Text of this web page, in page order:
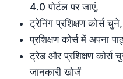
4.0 पोर्टल पर जाएं,
ट्रेनिंग प्रशिक्षण कोर्स चुने,
प्रशिक्षण कोर्स में अपना
ट्रेड और प्रशिक्षण कोर्स
जानकारी खोजें